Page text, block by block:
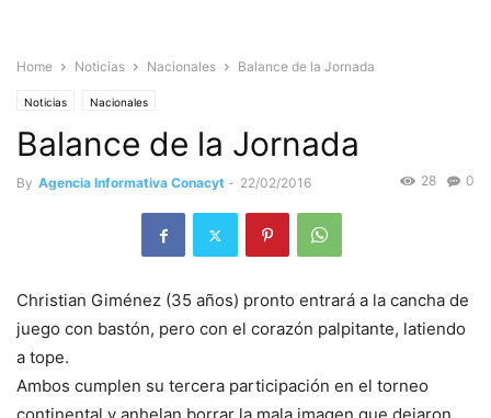
Home Noticias Nacionales Balance de la Jornada
Noticias Nacionales
Balance de la Jornada
By Agencia Informativa Conacyt - 22/02/2016 0
28
Christian Giménez (35 años) pronto entrará a la cancha de
juego con bastón, pero con el corazón palpitante, latiendo
a tope.
Ambos cumplen su tercera participación en el torneo